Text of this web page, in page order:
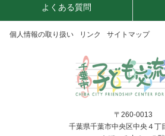
よくある質問
個人情報の取り扱い リンク サイトマップ
〒260-0013
千葉県千葉市中央区中央４丁